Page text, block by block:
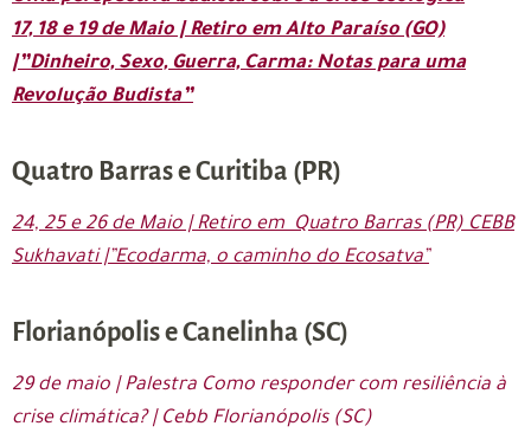
17, 18 e 19 de Maio | Retiro em Alto Paraíso (GO)
|”Dinheiro, Sexo, Guerra, Carma: Notas para uma
Revolução Budista”
Quatro Barras e Curitiba (PR)
24, 25 e 26 de Maio | Retiro em Quatro Barras (PR) CEBB
Sukhavati |”Ecodarma, o caminho do Ecosatva”
Florianópolis e Canelinha (SC)
29 de maio | Palestra Como responder com resiliência à
crise climática? | Cebb Florianópolis (SC)